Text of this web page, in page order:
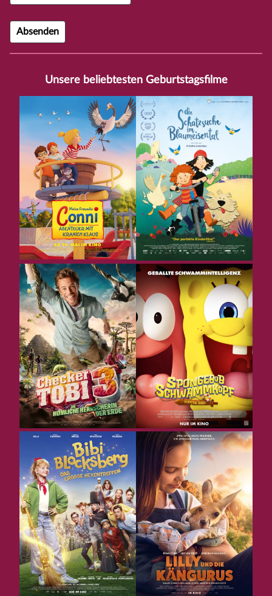
Unsere beliebtesten Geburtstagsfilme